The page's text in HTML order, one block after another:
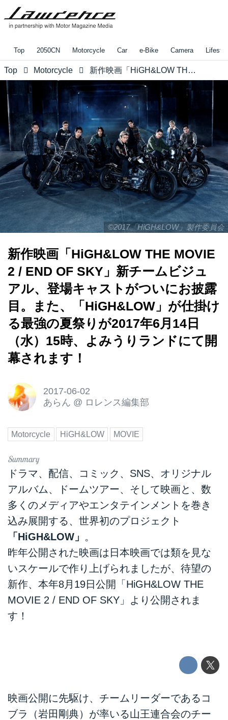
Top 2050CN Motorcycle Car e-Bike Camera
Top Motorcycle 新作映画「HiGH&LOW THE MOVIE 2 / END OF SKY」新チームビジュアル、登場キャストがついにお披露目。また、「HiGH&LOW」が仕掛ける最強の夏祭りが2017年6月14日（水）15時、よみうりランドにて開幕されます！
©2017「HiGH&LOW」製作委員会
新作映画「HiGH&LOW THE MOVIE
2 / END OF SKY」新チームビジュ
アル、登場キャストがついにお披露
目。また、「HiGH&LOW」が仕掛け
る最強の夏祭りが2017年6月14日
（水）15時、よみうりランドにて開
幕されます！
2017-06-02
あらん @ ロレンス編集部
Motorcycle HiGH&LOW MOVIE
ドラマ、配信、コミック、SNS、オリジナル
アルバム、ドームツアー、そして映画と、数
多くのメディアやエンタテインメントを巻き
込み展開する、世界初のプロジェクト
「HiGH&LOW」 。
昨年公開された映画は日本映画では類を見な
いスケールで作り上げられましたが、待望の
新作、本年8月19日公開「HiGH&LOW THE
MOVIE 2 / END OF SKY」より公開されま
す！
映画公開に先駆け、チームリーダーであるコ
ブラ（岩田剛典）が率いる山王連合会のチー